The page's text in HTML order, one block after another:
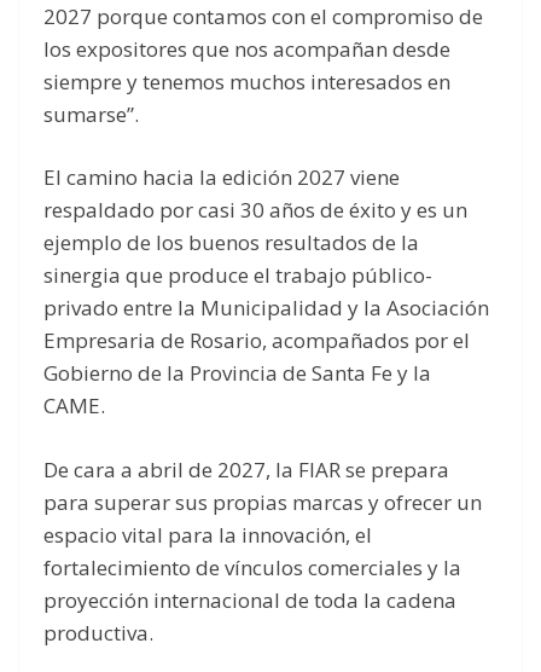
2027 porque contamos con el compromiso de
los expositores que nos acompañan desde
siempre y tenemos muchos interesados en
sumarse”.
El camino hacia la edición 2027 viene
respaldado por casi 30 años de éxito y es un
ejemplo de los buenos resultados de la
sinergia que produce el trabajo público-
privado entre la Municipalidad y la Asociación
Empresaria de Rosario, acompañados por el
Gobierno de la Provincia de Santa Fe y la
CAME.
De cara a abril de 2027, la FIAR se prepara
para superar sus propias marcas y ofrecer un
espacio vital para la innovación, el
fortalecimiento de vínculos comerciales y la
proyección internacional de toda la cadena
productiva.